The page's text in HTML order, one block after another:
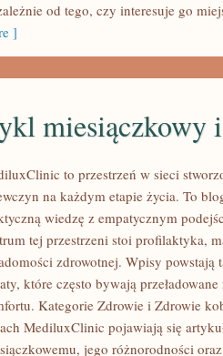
od tego, czy interesuje go
]
miesiączkowy
to przestrzeń w sieci
na każdym etapie życia. To
wiedzę z empatycznym
tej przestrzeni stoi profilaktyka,
zdrowotnej. Wpisy
które często bywają
Kategorie Zdrowie i Zdrowie
MediluxClinic pojawiają się
jego różnorodności